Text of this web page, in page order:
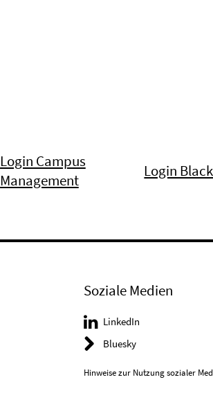
Login Campus
Management
Login
Soziale Medien
LinkedIn
Bluesky
Hinweise zur Nutzung sozialer